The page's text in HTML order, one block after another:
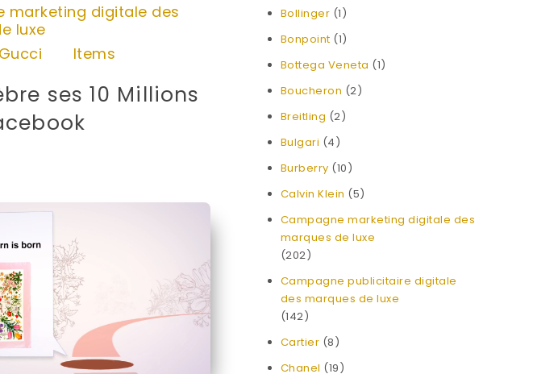
marketing digitale des
luxe
Gucci Items
ses 10 Millions
Bollinger (1)
Bonpoint (1)
Bottega Veneta (1)
Boucheron (2)
Breitling (2)
Bulgari (4)
Burberry (10)
Calvin Klein (5)
Campagne marketing digitale des
marques de luxe
(202)
Campagne publicitaire digitale
des marques de luxe
(142)
Cartier (8)
Chanel (19)